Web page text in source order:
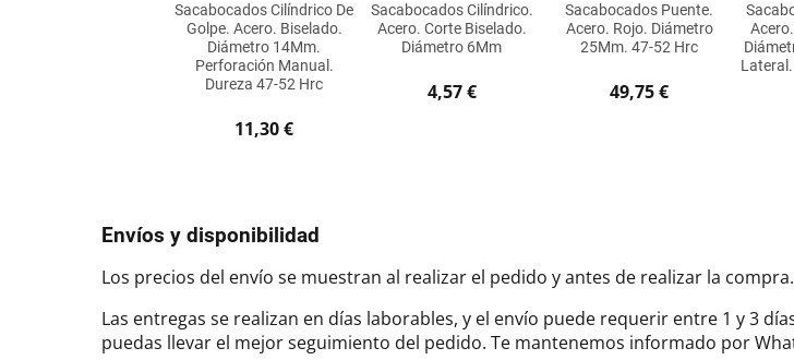
Sacabocados Cilíndrico De
Golpe. Acero. Biselado.
Diámetro 14Mm.
Perforación Manual.
Dureza 47-52 Hrc
11,30 €
Sacabocados Cilíndrico.
Acero. Corte Biselado.
Diámetro 6Mm
4,57 €
Sacabocados Puente.
Acero. Rojo. Diámetro
25Mm. 47-52 Hrc
49,75 €
Envíos y disponibilidad
Los precios del envío se muestran al realizar el pedido y antes de realizar la compra.
Las entregas se realizan en días laborables, y el envío puede requerir entre 1 y 3
puedas llevar el mejor seguimiento del pedido. Te mantenemos informado por